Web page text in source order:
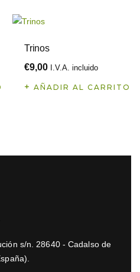
Trinos
€9,00 I.V.A. incluido
AÑADIR AL CARRITO
s/n. 28640 - Cadalso de